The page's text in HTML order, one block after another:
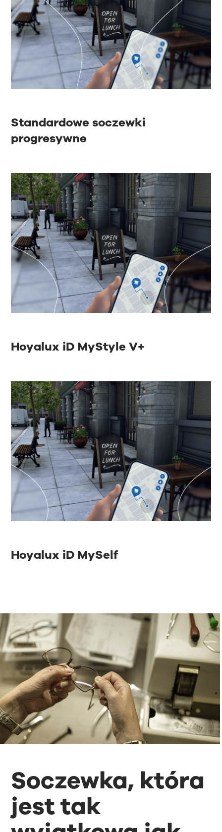
Standardowe soczewki
progresywne
Hoyalux iD MyStyle V+
Hoyalux iD MySelf
Soczewka, która
jest tak